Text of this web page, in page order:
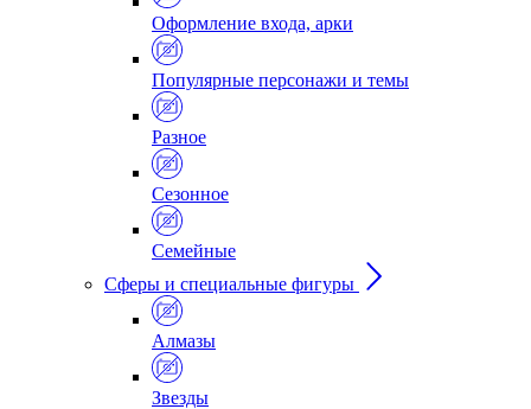
Оформление входа, арки
Популярные персонажи и темы
Разное
Сезонное
Семейные
Сферы и специальные фигуры
Алмазы
Звезды